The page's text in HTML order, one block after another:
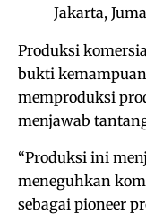
Jakarta,
Produksi
bukti
memproduksi
menjawab
“Produksi ini
meneguhkan
sebagai pioneer